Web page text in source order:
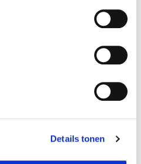
Details tonen